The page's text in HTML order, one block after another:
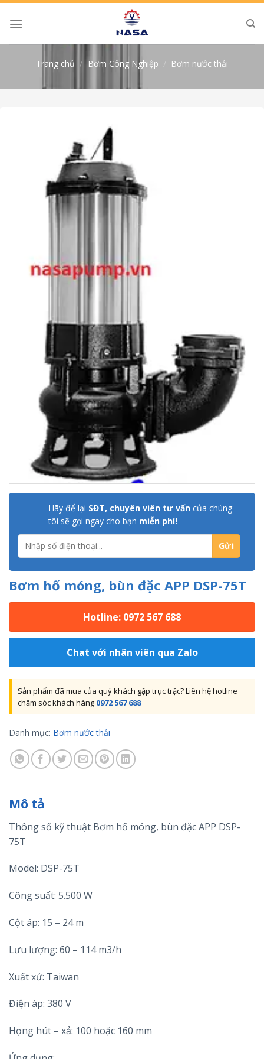
Skip
Trang chủ / Bơm Công Nghiệp / Bơm nước thải
Hãy để lại SĐT, chuyên viên tư vấn của chúng
tôi sẽ gọi ngay cho bạn miễn phí!
Bơm hố móng, bùn đặc APP DSP-75T
Hotline: 0972 567 688
Chat với nhân viên qua Zalo
Sản phẩm đã mua của quý khách gặp trục trặc? Liên hệ hotline
chăm sóc khách hàng 0972 567 688
Danh mục: Bơm nước thải
Mô tả
Thông số kỹ thuật Bơm hố móng, bùn đặc APP DSP-
75T
Model: DSP-75T
Công suất: 5.500 W
Cột áp: 15 – 24 m
Lưu lượng: 60 – 114 m3/h
Xuất xứ: Taiwan
Điện áp: 380 V
Họng hút – xả: 100 hoặc 160 mm